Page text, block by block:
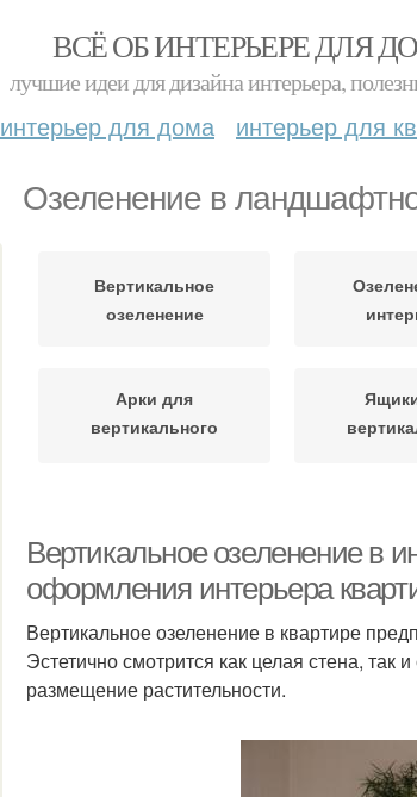
ВСЁ ОБ ИНТЕРЬЕРЕ ДЛЯ
лучшие идеи для дизайна интерьера,
интерьер для дома интерьер для
Озеленение в
Вертикальное
озеленение
Арки для
вертикального
Вертикальное озеленение в
оформления интерьера
Вертикальное озеленение в квартире
Эстетично смотрится как целая стена,
размещение растительности.